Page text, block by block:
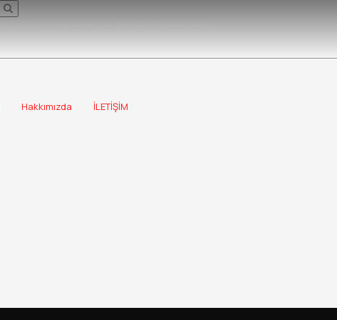
Hakkımızda İLETİŞİM